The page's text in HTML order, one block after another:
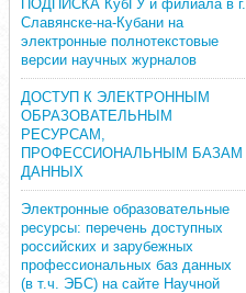
ПОДПИСКА КубГУ и филиала в г.
Славянске-на-Кубани на
электронные полнотекстовые
версии научных журналов
ДОСТУП К ЭЛЕКТРОННЫМ
ОБРАЗОВАТЕЛЬНЫМ
РЕСУРСАМ,
ПРОФЕССИОНАЛЬНЫМ БАЗАМ
ДАННЫХ
Электронные образовательные
ресурсы: перечень доступных
российских и зарубежных
профессиональных баз данных
(в т.ч. ЭБС) на сайте Научной